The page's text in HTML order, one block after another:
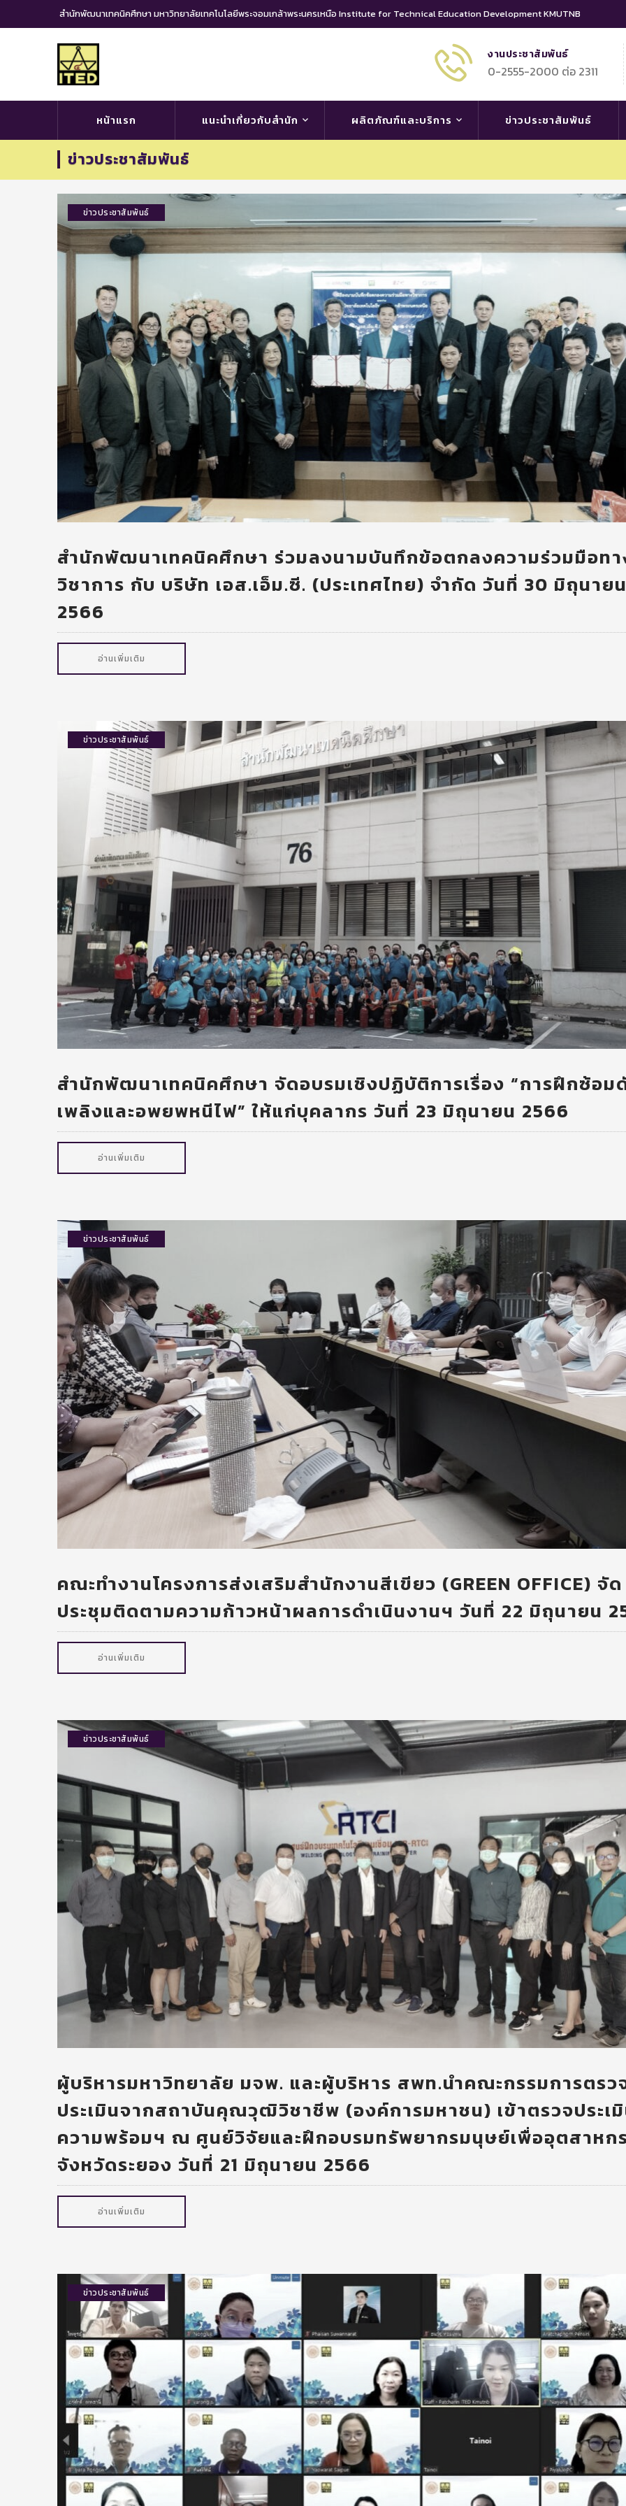
สำนักพัฒนาเทคนิคศึกษา มหาวิทยาลัยเทคโนโลยีพระจอมเกล้าพระนครเหนือ Institute for Technical Education Development KMUTNB
งานประชาสัมพันธ์
0-2555-2000 ต่อ 2311
หน้าแรก แนะนำเกี่ยวกับสำนัก ผลิตภัณฑ์และบริการ ข่าวประชาสัมพันธ์
ข่าวประชาสัมพันธ์
ข่าวประชาสัมพันธ์
สำนักพัฒนาเทคนิคศึกษา ร่วมลงนามบันทึกข้อตกลงความร่วมมือท
วิชาการ กับ บริษัท เอส.เอ็ม.ซี. (ประเทศไทย) จำกัด วันที่ 30 มิถุนาย
2566
อ่านเพิ่มเติม
ข่าวประชาสัมพันธ์
สำนักพัฒนาเทคนิคศึกษา จัดอบรมเชิงปฏิบัติการเรื่อง “การฝึกซ้อม
เพลิงและอพยพหนีไฟ” ให้แก่บุคลากร วันที่ 23 มิถุนายน 2566
อ่านเพิ่มเติม
ข่าวประชาสัมพันธ์
คณะทำงานโครงการส่งเสริมสำนักงานสีเขียว (GREEN OFFICE) จัด
ประชุมติดตามความก้าวหน้าผลการดำเนินงานฯ วันที่ 22 มิถุนายน
อ่านเพิ่มเติม
ข่าวประชาสัมพันธ์
ผู้บริหารมหาวิทยาลัย มจพ. และผู้บริหาร สพท.นำคณะกรรมการตรว
ประเมินจากสถาบันคุณวุฒิวิชาชีพ (องค์การมหาชน) เข้าตรวจประเ
ความพร้อมฯ ณ ศูนย์วิจัยและฝึกอบรมทรัพยากรมนุษย์เพื่ออุตสาหก
จังหวัดระยอง วันที่ 21 มิถุนายน 2566
อ่านเพิ่มเติม
ข่าวประชาสัมพันธ์